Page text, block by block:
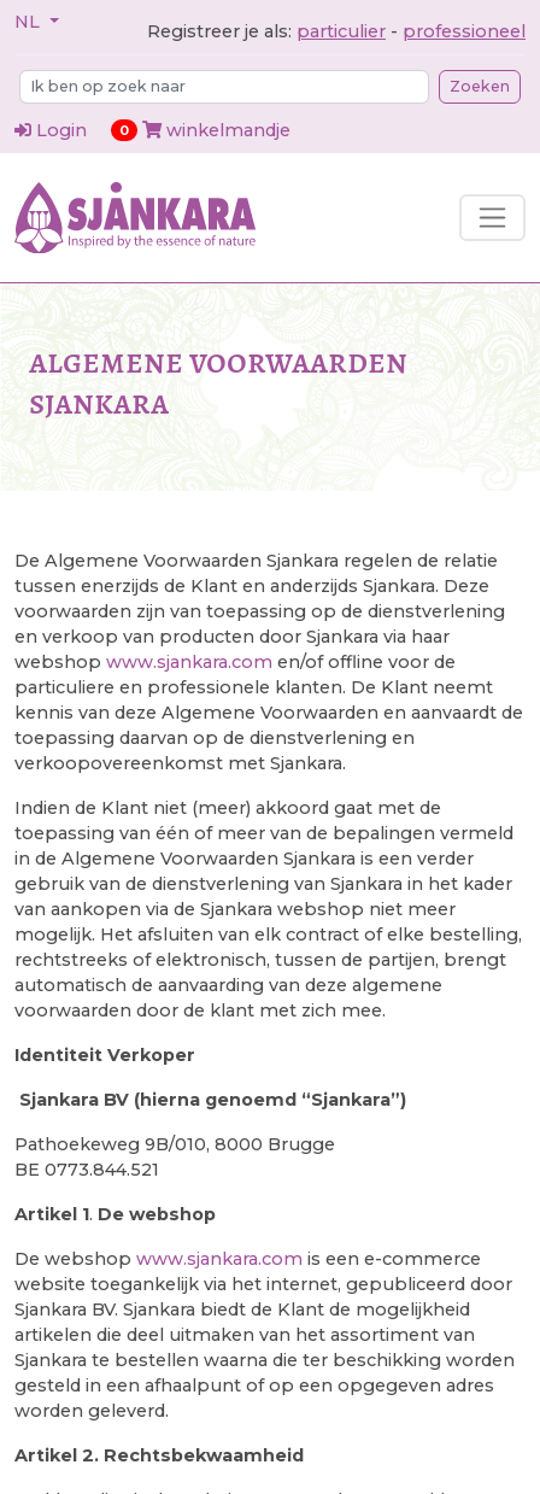
NL Registreer je als: particulier - professioneel
Zoeken
Login 0items in cart
winkelmandje
algemene voorwaarden
sjankara
De Algemene Voorwaarden Sjankara regelen de relatie
tussen enerzijds de Klant en anderzijds Sjankara. Deze
voorwaarden zijn van toepassing op de dienstverlening
en verkoop van producten door Sjankara via haar
webshop www.sjankara.com en/of offline voor de
particuliere en professionele klanten. De Klant neemt
kennis van deze Algemene Voorwaarden en aanvaardt de
toepassing daarvan op de dienstverlening en
verkoopovereenkomst met Sjankara.
Indien de Klant niet (meer) akkoord gaat met de
toepassing van één of meer van de bepalingen vermeld
in de Algemene Voorwaarden Sjankara is een verder
gebruik van de dienstverlening van Sjankara in het kader
van aankopen via de Sjankara webshop niet meer
mogelijk. Het afsluiten van elk contract of elke bestelling,
rechtstreeks of elektronisch, tussen de partijen, brengt
automatisch de aanvaarding van deze algemene
voorwaarden door de klant met zich mee.
Identiteit Verkoper
Sjankara BV (hierna genoemd “Sjankara”)
Pathoekeweg 9B/010, 8000 Brugge
BE 0773.844.521
Artikel 1. De webshop
De webshop www.sjankara.com is een e-commerce
website toegankelijk via het internet, gepubliceerd door
Sjankara BV. Sjankara biedt de Klant de mogelijkheid
artikelen die deel uitmaken van het assortiment van
Sjankara te bestellen waarna die ter beschikking worden
gesteld in een afhaalpunt of op een opgegeven adres
worden geleverd.
Artikel 2. Rechtsbekwaamheid